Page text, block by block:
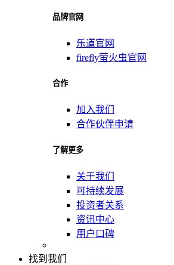
品牌官网
乐道官网
firefly萤火虫官网
合作
加入我们
合作伙伴申请
了解更多
关于我们
可持续发展
投资者关系
资讯中心
用户口碑
找到我们